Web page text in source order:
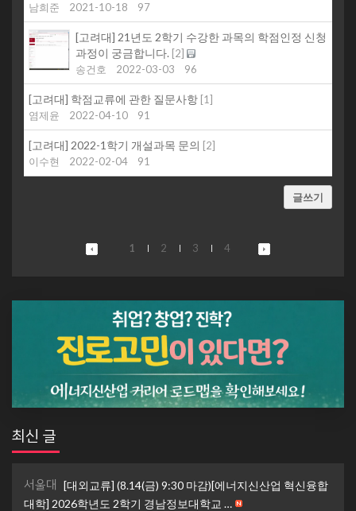
남희준
2021-10-18 97
[고려대] 21년도 2학기 수강한 과목의 학점인정 신청
과정이 궁금합니다. [2]
송건호
2022-03-03 96
[고려대] 학점교류에 관한 질문사항 [1]
염제윤
2022-04-10 91
[고려대] 2022-1학기 개설과목 문의 [2]
이수현
2022-02-04 91
글쓰기
1 2 3 4
최신 글
서울대 [대외교류] (8.14(금) 9:30 마감)[에너지신산업 혁신융합
대학] 2026학년도 2학기 경남정보대학교 …